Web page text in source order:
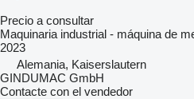
Precio a consultar
Maquinaria industrial - máquina de
2023
Alemania, Kaiserslautern
GINDUMAC GmbH
Contacte con el vendedor